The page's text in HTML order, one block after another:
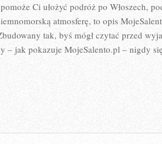
Ci ułożyć podróż po Włoszech,
atmosferę, to opis
tak, byś mógł czytać przed
– jak pokazuje MojeSalento.pl – nigdy